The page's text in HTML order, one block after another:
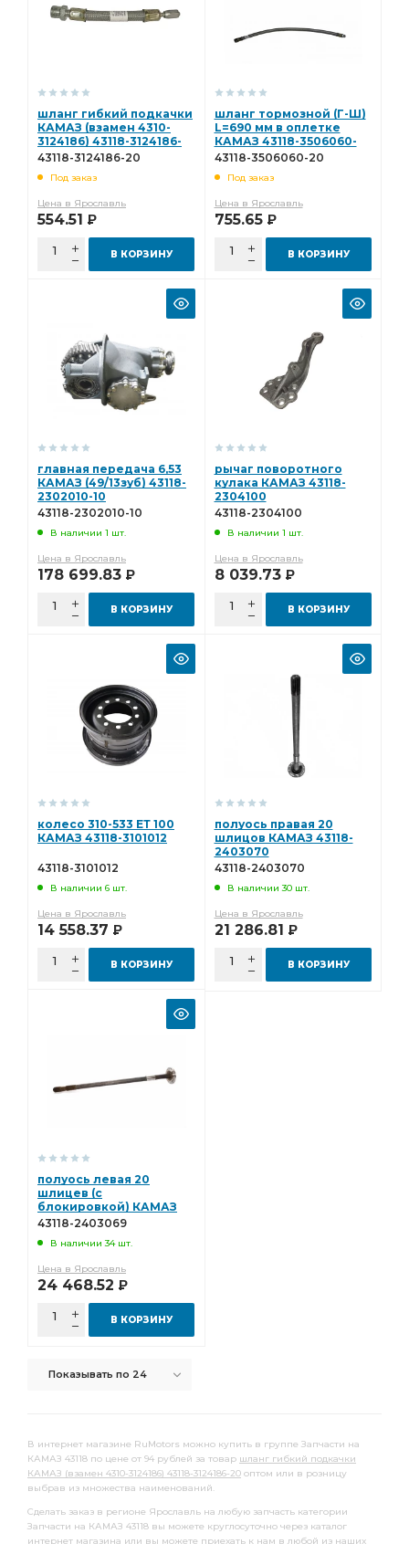
шланг гибкий подкачки
КАМАЗ (взамен 4310-
3124186) 43118-3124186-
20
43118-3124186-20
Под заказ
Цена в Ярославль
554.51 Р
В КОРЗИНУ
шланг тормозной (Г-Ш)
L=690 мм в оплетке
КАМАЗ 43118-3506060-
20
43118-3506060-20
Под заказ
Цена в Ярославль
755.65 Р
В КОРЗИНУ
главная передача 6,53
КАМАЗ (49/13зуб) 43118-
2302010-10
43118-2302010-10
В наличии 1 шт.
Цена в Ярославль
178 699.83 Р
В КОРЗИНУ
рычаг поворотного
кулака КАМАЗ 43118-
2304100
43118-2304100
В наличии 1 шт.
Цена в Ярославль
8 039.73 Р
В КОРЗИНУ
колесо 310-533 ЕТ 100
КАМАЗ 43118-3101012
43118-3101012
В наличии 6 шт.
Цена в Ярославль
14 558.37 Р
В КОРЗИНУ
полуось правая 20
шлицов КАМАЗ 43118-
2403070
43118-2403070
В наличии 30 шт.
Цена в Ярославль
21 286.81 Р
В КОРЗИНУ
полуось левая 20
шлицев (с
блокировкой) КАМАЗ
43118-2403069
43118-2403069
В наличии 34 шт.
Цена в Ярославль
24 468.52 Р
В КОРЗИНУ
Показывать по 24
В интернет магазине RuMotors можно купить в группе Запчасти на
КАМАЗ 43118 по цене от 94 рублей за товар шланг гибкий подкачки
КАМАЗ (взамен 4310-3124186) 43118-3124186-20 оптом или в розницу
выбрав из множества наименований.
Сделать заказ в регионе Ярославль на любую запчасть категории
Запчасти на КАМАЗ 43118 вы можете круглосуточно через каталог
интернет магазина или вы можете приехать к нам в любой из наших